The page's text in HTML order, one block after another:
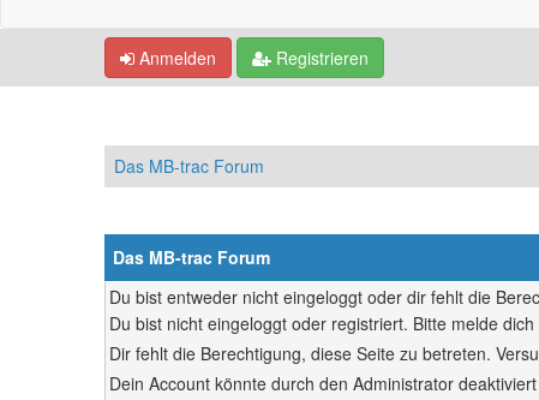
Anmelden Registrieren
Das MB-trac Forum
Das MB-trac Forum
Du bist entweder nicht eingeloggt oder dir fehlt die
Du bist nicht eingeloggt oder registriert. Bitte melde
Dir fehlt die Berechtigung, diese Seite zu betreten.
Dein Account könnte durch den Administrator